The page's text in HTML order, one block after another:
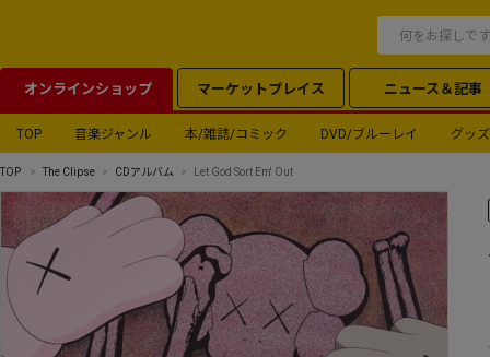
オンラインショップ マーケットプレイス ニュース＆記事
TOP 音楽ジャンル 本/雑誌/コミック DVD/ブルーレイ グッズ
TOP The Clipse CDアルバム Let God Sort Em' Out